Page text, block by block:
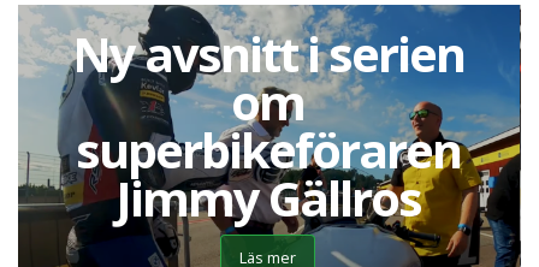
Robert Reijers
berättar om
den nya serien
Pro Superbike
Läs mer